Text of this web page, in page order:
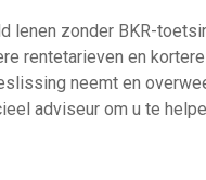
lenen zonder BKR-
rentetarieven en
neemt en
adviseur om u te